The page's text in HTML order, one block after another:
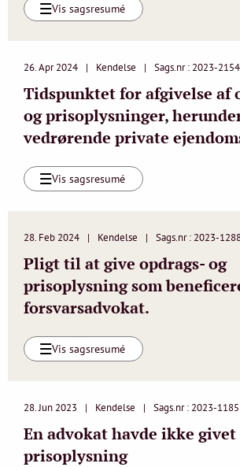
Vis sagsresumé
26. Apr 2024 Kendelse Sags.nr : 2023-2154
Tidspunktet for afgivelse af
og prisoplysninger,
vedrørende private
Vis sagsresumé
28. Feb 2024 Kendelse Sags.nr : 2023-
Pligt til at give opdrags- og
prisoplysning som
forsvarsadvokat.
Vis sagsresumé
28. Jun 2023 Kendelse Sags.nr : 2023-1185
En advokat havde ikke
prisoplysning